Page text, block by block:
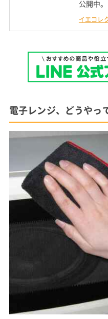
公開中。
イエコレ
電子レンジ、どうやっ